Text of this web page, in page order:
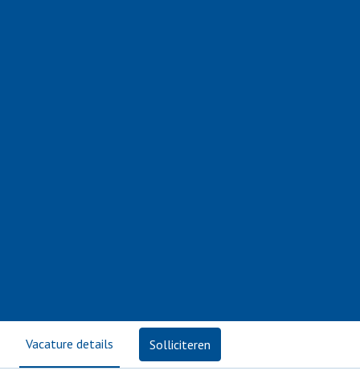
Vacature details Solliciteren